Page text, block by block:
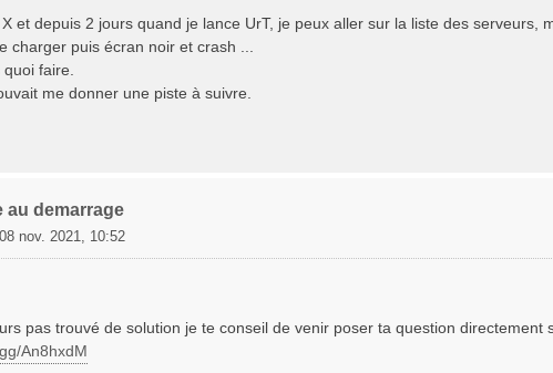
et depuis 2 jours quand je lance UrT, je peux aller sur la liste des serveurs,
charger puis écran noir et crash ...
faire.
me donner une piste à suivre.
au demarrage
08 nov. 2021, 10:52
pas trouvé de solution je te conseil de venir poser ta question directement
An8hxdM